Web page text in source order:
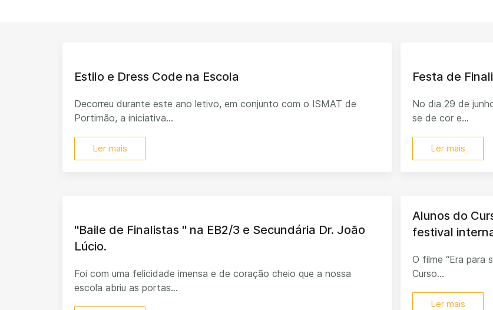
Estilo e Dress Code na Escola
Decorreu durante este ano letivo, em conjunto com o ISMAT de
Portimão, a iniciativa...
Ler mais
Festa de
No dia 29 de
se de cor e...
Ler mais
"Baile de Finalistas " na EB2/3 e Secundária Dr. João
Lúcio.
Foi com uma felicidade imensa e de coração cheio que a nossa
escola abriu as portas...
Alunos do
festival
O filme “Era para
Curso...
Ler mais